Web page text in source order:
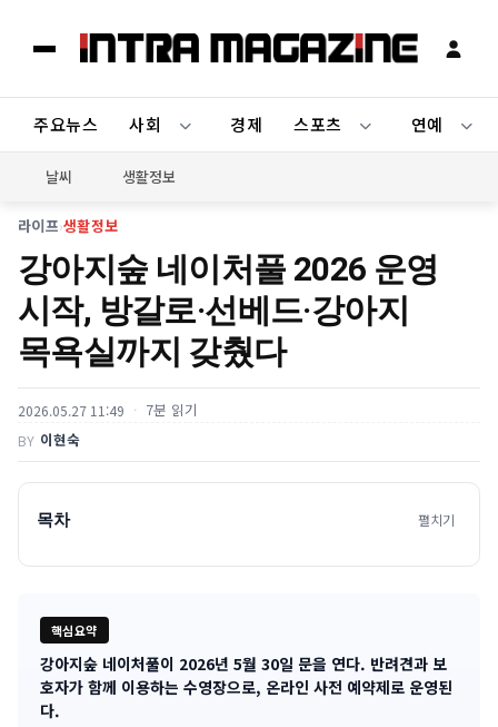
주요뉴스 사회 경제 스포츠 연예
날씨 생활정보
라이프›생활정보
강아지숲 네이처풀 2026 운영
시작, 방갈로·선베드·강아지
목욕실까지 갖췄다
2026.05.27 11:49 7분 읽기
BY 이현숙
목차 펼치기
핵심요약
기
사
강아지숲 네이처풀이 2026년 5월 30일 문을 연다. 반려견과 보
호자가 함께 이용하는 수영장으로, 온라인 사전 예약제로 운영된
다.